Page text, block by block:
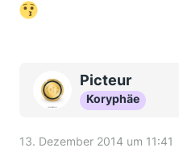
Picteur
Koryphäe
13. Dezember 2014 um 11:41